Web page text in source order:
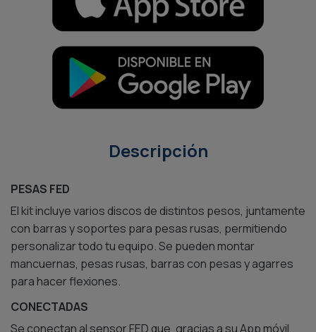
Descripción
PESAS FED
El kit incluye varios discos de distintos pesos, juntamente
con barras y soportes para pesas rusas, permitiendo
personalizar todo tu equipo. Se pueden montar
mancuernas, pesas rusas, barras con pesas y agarres
para hacer flexiones.
CONECTADAS
Se conectan al sensor FED que, gracias a su App móvil,